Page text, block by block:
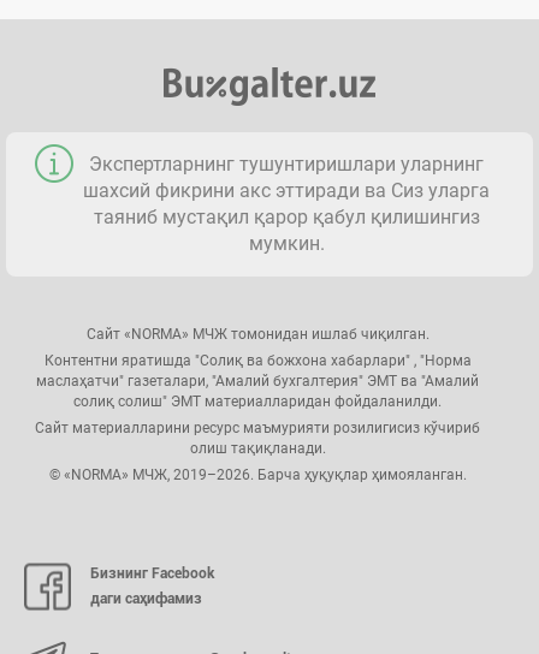
Экспертларнинг тушунтиришлари уларнинг
шахсий фикрини акс эттиради ва Сиз уларга
таяниб мустақил қарор қабул қилишингиз
мумкин.
Сайт «NORMA» МЧЖ томонидан ишлаб чиқилган.
Контентни яратишда "Солиқ ва божхона хабарлари" , "Норма
маслаҳатчи" газеталари, "Амалий бухгалтерия" ЭМТ ва "Амалий
солиқ солиш" ЭМТ материалларидан фойдаланилди.
Сайт материалларини ресурс маъмурияти розилигисиз кўчириб
олиш тақиқланади.
© «NORMA» МЧЖ, 2019–2026. Барча ҳуқуқлар ҳимояланган.
Бизнинг Facebook
даги саҳифамиз